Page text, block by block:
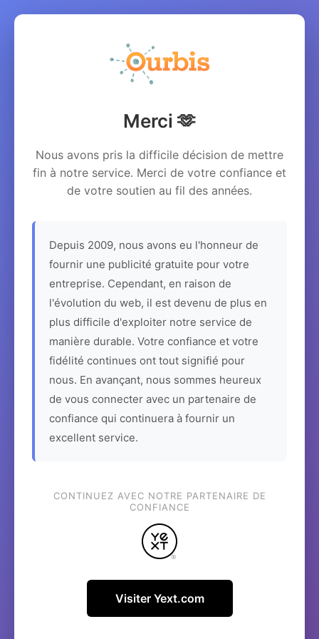
Merci 🫶
Nous avons pris la difficile décision de mettre
fin à notre service. Merci de votre confiance et
de votre soutien au fil des années.
Depuis 2009, nous avons eu l'honneur de
fournir une publicité gratuite pour votre
entreprise. Cependant, en raison de
l'évolution du web, il est devenu de plus en
plus difficile d'exploiter notre service de
manière durable. Votre confiance et votre
fidélité continues ont tout signifié pour
nous. En avançant, nous sommes heureux
de vous connecter avec un partenaire de
confiance qui continuera à fournir un
excellent service.
CONTINUEZ AVEC NOTRE PARTENAIRE DE
CONFIANCE
Visiter Yext.com